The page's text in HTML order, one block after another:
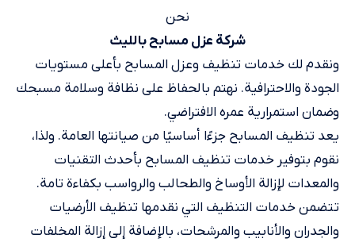
نحن
شركة عزل مسابح بالليث
ونقدم لك خدمات تنظيف وعزل المسابح بأعلى مستويات
الجودة والاحترافية. نهتم بالحفاظ على نظافة وسلامة مسبحك
وضمان استمرارية عمره الافتراضي.
يعد تنظيف المسابح جزءًا أساسيًا من صيانتها العامة. ولذا،
نقوم بتوفير خدمات تنظيف المسابح بأحدث التقنيات
والمعدات لإزالة الأوساخ والطحالب والرواسب بكفاءة تامة.
تتضمن خدمات التنظيف التي نقدمها تنظيف الأرضيات
والجدران والأنابيب والمرشحات، بالإضافة إلى إزالة المخلفات